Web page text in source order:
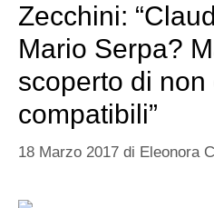
Zecchini:
Mario Serpa?
scoperto di non
compatibili”
18 Marzo 2017 di Eleonora